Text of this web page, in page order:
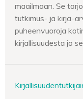
maailmaan. Se
tutkimus- ja kirja-
puheenvuoroja
kirjallisuudesta ja